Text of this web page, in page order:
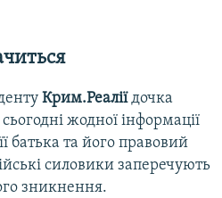
Крим.Реаліїдочка
жодної інформації
батька та його правовий
силовики заперечують
зникнення.